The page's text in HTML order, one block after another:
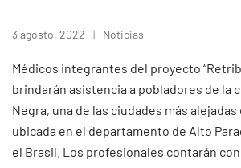
3 agosto, 2022 Noticias
Médicos integrantes del proyecto
brindarán asistencia a pobladores de la
Negra, una de las ciudades más alejadas
ubicada en el departamento de Alto
el Brasil. Los profesionales contarán con